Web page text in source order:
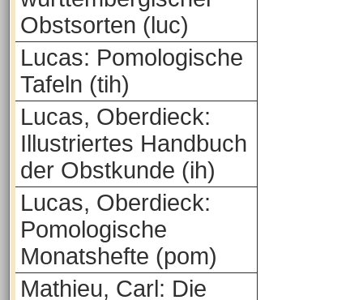
Obstsorten (luc)
Lucas: Pomologische
Tafeln (tih)
Lucas, Oberdieck:
Illustriertes Handbuch
der Obstkunde (ih)
Lucas, Oberdieck:
Pomologische
Monatshefte (pom)
Mathieu, Carl: Die